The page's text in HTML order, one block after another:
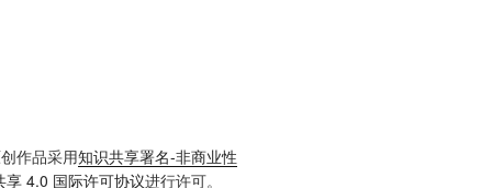
作品采用知识共享署名-非商业性
享 4.0 国际许可协议进行许可。